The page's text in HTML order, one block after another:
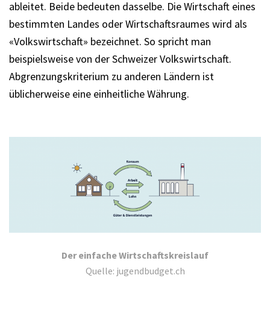
ableitet. Beide bedeuten dasselbe. Die Wirtschaft eines
bestimmten Landes oder Wirtschaftsraumes wird als
«Volkswirtschaft» bezeichnet. So spricht man
beispielsweise von der Schweizer Volkswirtschaft.
Abgrenzungskriterium zu anderen Ländern ist
üblicherweise eine einheitliche Währung.
Der einfache Wirtschaftskreislauf
Quelle: jugendbudget.ch